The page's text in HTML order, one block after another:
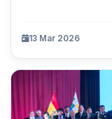
13 Mar 2026